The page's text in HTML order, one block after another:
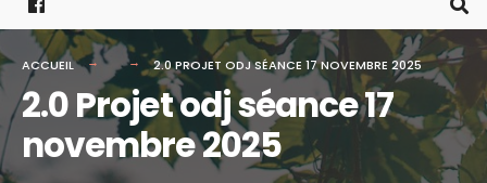
ACCUEIL 2.0 PROJET ODJ SÉANCE 17 NOVEMBRE 2025
2.0 Projet odj séance 17
novembre 2025